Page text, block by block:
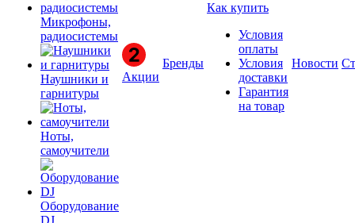
Микрофоны,
радиосистемы
Наушники и
гарнитуры
Ноты,
самоучители
Оборудование
DJ
Акции
Бренды
Как купить
Условия
оплаты
Условия
доставки
Гарантия
на товар
Новости